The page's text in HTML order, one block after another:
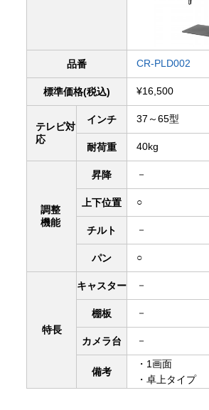
品番 CR-PLD002
標準価格(税込) ¥16,500
テレビ対
応
インチ 37～65型
耐荷重 40kg
調整
機能
昇降 －
上下位置 ○
チルト －
パン ○
特長
キャスター －
棚板 －
カメラ台 －
備考
・1画面
・卓上タイプ